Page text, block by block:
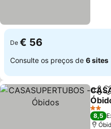
De € 56
Consulte os preços de 6 sites
2
8,5